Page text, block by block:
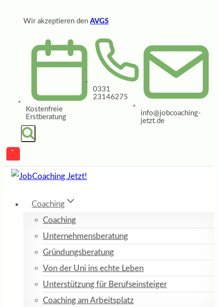
Wir akzeptieren den AVGS
Kostenfreie
Erstberatung
0331
23146275
info@jobcoaching-
jetzt.de
Coaching
Coaching
Unternehmensberatung
Gründungsberatung
Von der Uni ins echte Leben
Unterstützung für Berufseinsteiger
Coaching am Arbeitsplatz